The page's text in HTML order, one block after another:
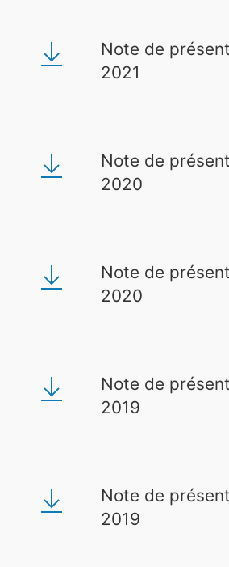
Note de
2021
Note de
2020
Note de
2020
Note de
2019
Note de
2019